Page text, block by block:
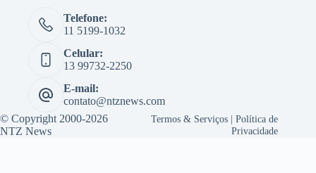
Telefone:
11 5199-1032
Celular:
13 99732-2250
E-mail:
contato@ntznews.com
© Copyright 2000-2026
NTZ News
Termos & Serviços |Política de
Privacidade